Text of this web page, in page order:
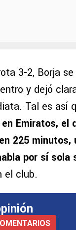
3-2, Borja
y dejó
Tal es así
Emiratos, el
225 minutos,
por sí sola
el club.